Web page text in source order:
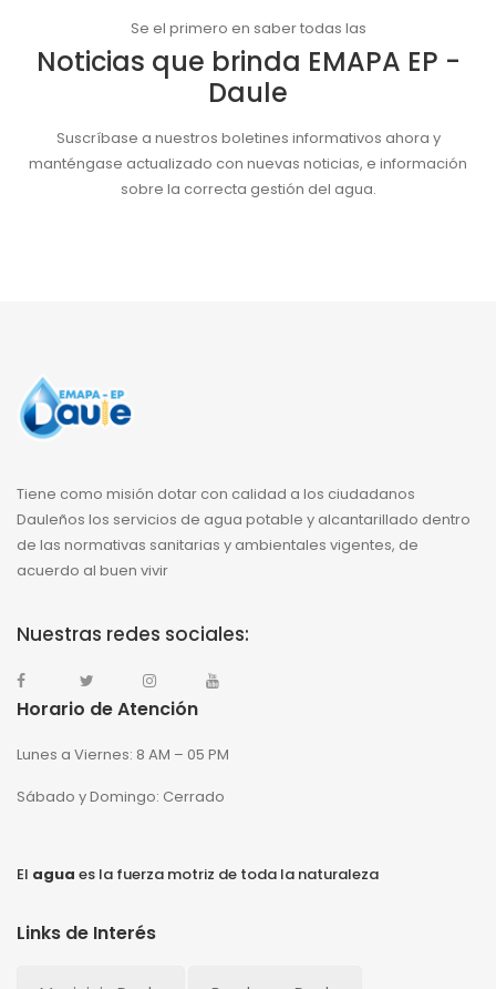
Se el primero en saber todas las
Noticias que brinda EMAPA EP -
Daule
Suscríbase a nuestros boletines informativos ahora y
manténgase actualizado con nuevas noticias, e información
sobre la correcta gestión del agua.
Tiene como misión dotar con calidad a los ciudadanos
Dauleños los servicios de agua potable y alcantarillado dentro
de las normativas sanitarias y ambientales vigentes, de
acuerdo al buen vivir
Nuestras redes sociales:
Horario de Atención
Lunes a Viernes: 8 AM – 05 PM
Sábado y Domingo: Cerrado
El agua es la fuerza motriz de toda la naturaleza
Links de Interés